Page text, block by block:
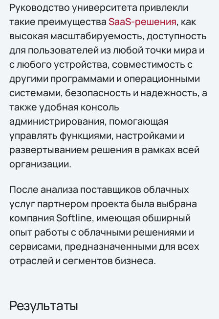
Руководство университета привлекли
такие преимуществаSaaS-решения, как
высокая масштабируемость, доступность
для пользователей из любой точки мира и
с любого устройства, совместимость с
другими программами и операционными
системами, безопасность и надежность, а
также удобная консоль
администрирования, помогающая
управлять функциями, настройками и
развертыванием решения в рамках всей
организации.
После анализа поставщиков облачных
услуг партнером проекта была выбрана
компания Softline, имеющая обширный
опыт работы с облачными решениями и
сервисами, предназначенными для всех
отраслей и сегментов бизнеса.
Результаты